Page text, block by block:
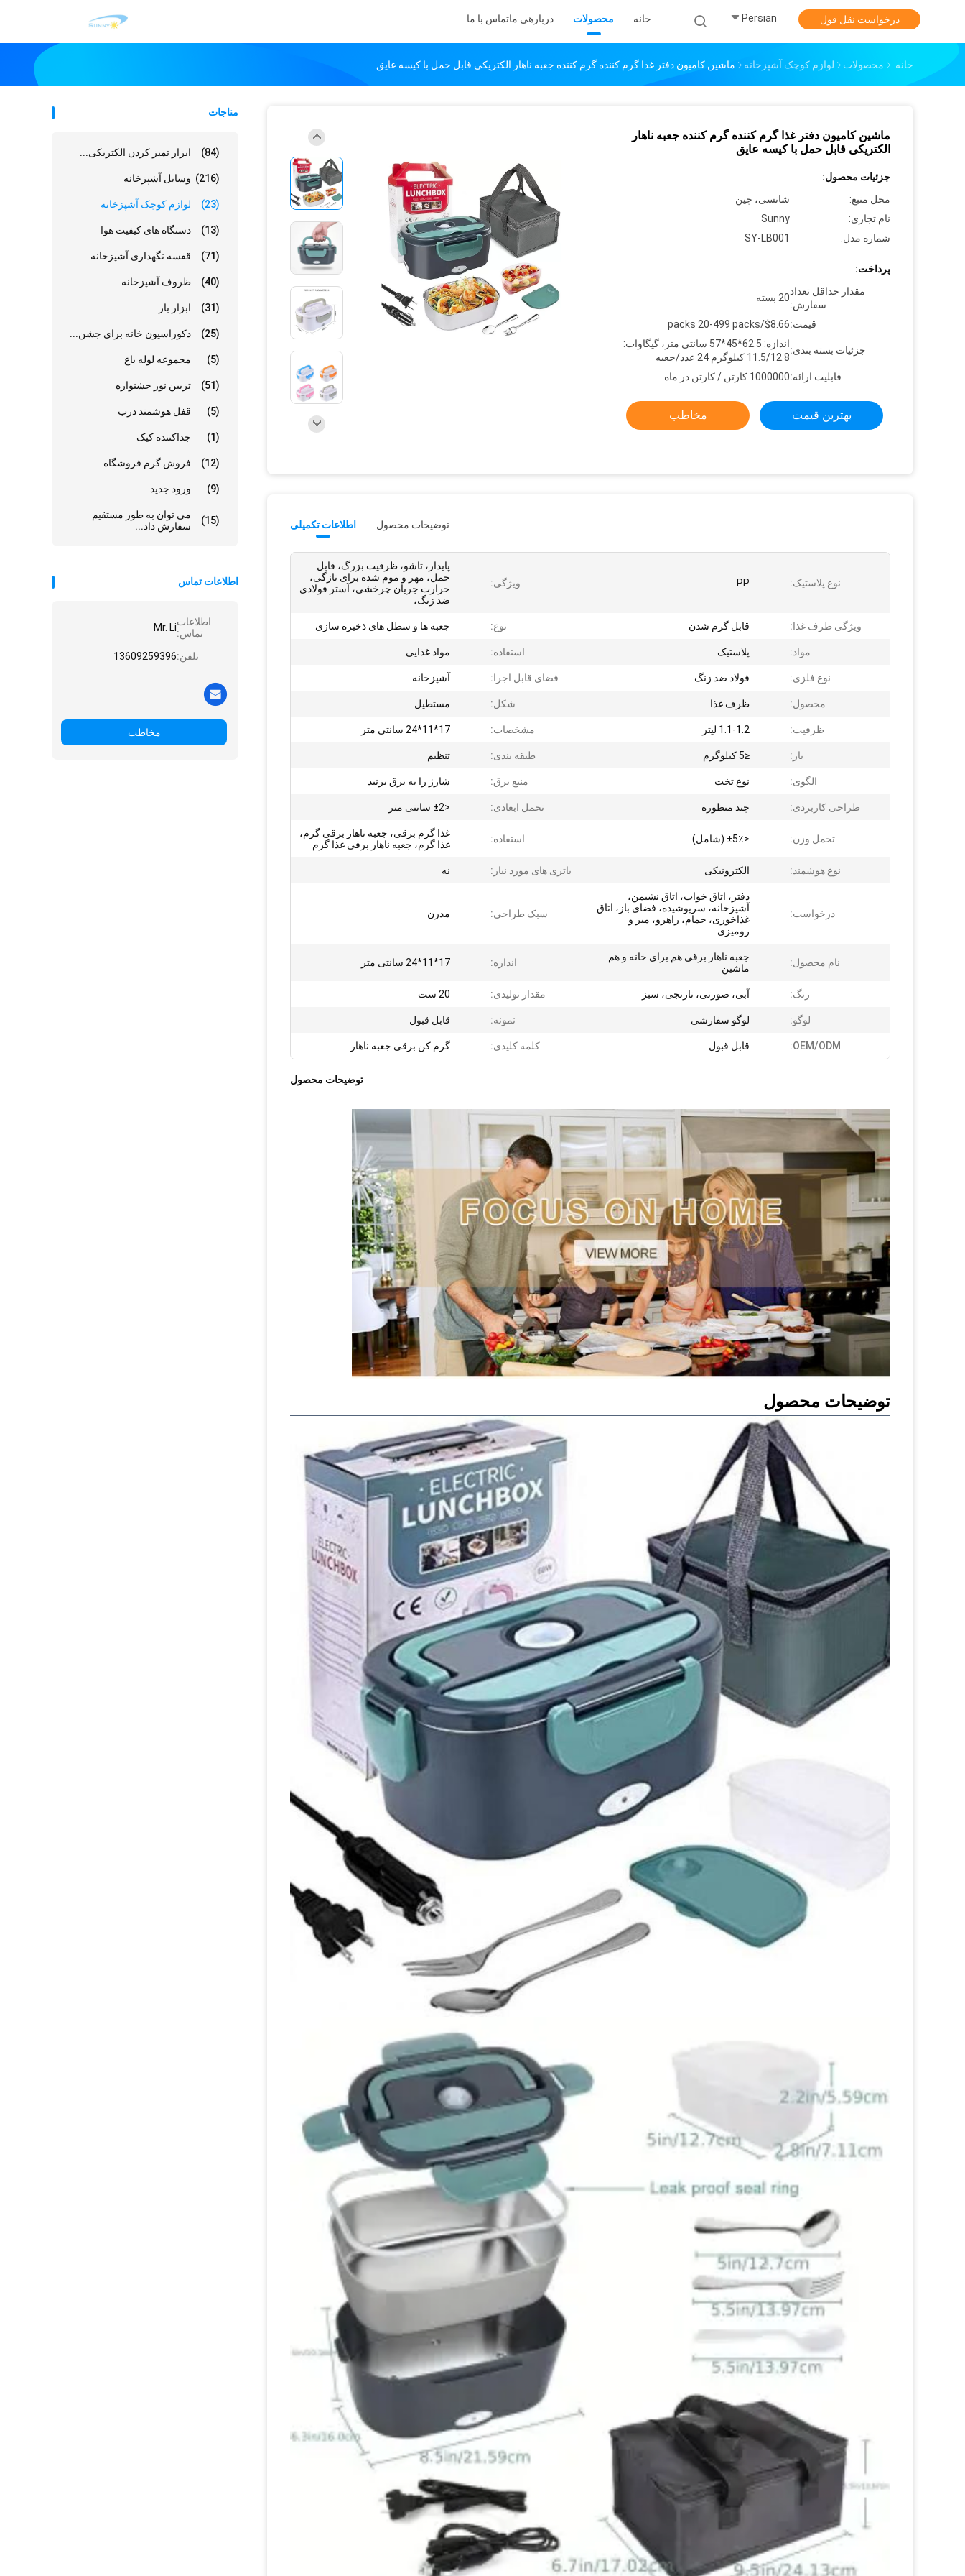
خانه محصولات دربارهی ماتماس با ما Persian درخواست نقل قول
خانه محصولات لوازم کوچک آشپزخانه ماشین کامیون دفتر غذا گرم کننده گرم کننده جعبه ناهار الکتریکی قابل حمل با کیسه عایق
مناجات
ابزار تمیز کردن الکتریکی... (84)
وسایل آشپزخانه (216)
لوازم کوچک آشپزخانه (23)
دستگاه های کیفیت هوا (13)
قفسه نگهداری آشپزخانه (71)
ظروف آشپزخانه (40)
ابزار بار (31)
دکوراسیون خانه برای جشن... (25)
مجموعه لوله باغ (5)
تزیین نور جشنواره (51)
قفل هوشمند درب (5)
جداکننده کیک (1)
فروش گرم فروشگاه (12)
ورود جدید (9)
می توان به طور مستقیم
سفارش داد...
(15)
اطلاعات تماس
اطلاعات
تماس:Mr. Li
تلفن:13609259396
مخاطب
ماشین کامیون دفتر غذا گرم کننده گرم کننده جعبه ناهار
الکتریکی قابل حمل با کیسه عایق
جزئیات محصول:
محل منبع:
شانسی، چین
نام تجاری:
Sunny
شماره مدل:
SY-LB001
پرداخت:
مقدار حداقل تعداد
سفارش:
20 بسته
قیمت:$8.66/packs 20-499 packs
جزئیات بسته بندی:
اندازه: 62.5*45*57 سانتی متر، گیگاوات:
11.5/12.8 کیلوگرم 24 عدد/جعبه
قابلیت ارائه:1000000 کارتن / کارتن در ماه
بهترین قیمت مخاطب
اطلاعات تکمیلی توضیحات محصول
نوع پلاستیک: PP ویژگی:
پایدار، تاشو، ظرفیت بزرگ، قابل
حمل، مهر و موم شده برای تازگی،
حرارت جریان چرخشی، آستر فولادی
ضد زنگ،
ویژگی ظرف غذا: قابل گرم شدن نوع: جعبه ها و سطل های ذخیره سازی
مواد: پلاستیک استفاده: مواد غذایی
نوع فلزی: فولاد ضد زنگ فضای قابل اجرا: آشپزخانه
محصول: ظرف غذا شکل: مستطیل
ظرفیت: 1.1-1.2 لیتر مشخصات: 17*11*24 سانتی متر
بار: ≤5 کیلوگرم طبقه بندی: تنظیم
الگوی: نوع تخت منبع برق: شارژ را به برق بزنید
طراحی کاربردی: چند منظوره تحمل ابعادی: <±2 سانتی متر
تحمل وزن: <±5٪ (شامل) استفاده:
غذا گرم برقی، جعبه ناهار برقی گرم،
غذا گرم، جعبه ناهار برقی غذا گرم
نوع هوشمند: الکترونیکی باتری های مورد نیاز: نه
درخواست:
دفتر، اتاق خواب، اتاق نشیمن،
آشپزخانه، سرپوشیده، فضای باز، اتاق
غذاخوری، حمام، راهرو، میز و
رومیزی
سبک طراحی: مدرن
نام محصول:
جعبه ناهار برقی هم برای خانه و هم
ماشین
اندازه: 17*11*24 سانتی متر
رنگ: آبی، صورتی، نارنجی، سبز مقدار تولیدی: 20 ست
لوگو: لوگو سفارشی نمونه: قابل قبول
OEM/ODM: قابل قبول کلمه کلیدی: گرم کن برقی جعبه ناهار
توضیحات محصول
توضیحات محصول